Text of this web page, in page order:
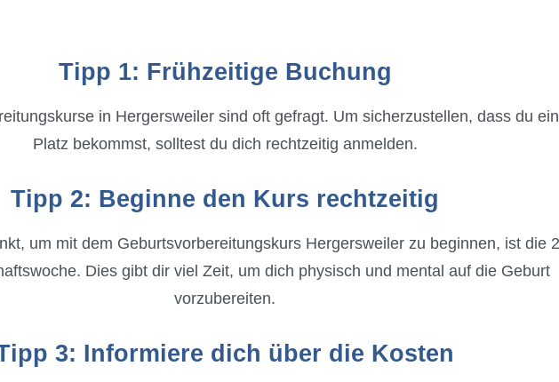
Tipp 1: Frühzeitige Buchung
in Hergersweiler sind oft gefragt. Um sicherzustellen, dass du
Platz bekommst, solltest du dich rechtzeitig anmelden.
Tipp 2: Beginne den Kurs rechtzeitig
um mit dem Geburtsvorbereitungskurs Hergersweiler zu beginnen, ist die
Dies gibt dir viel Zeit, um dich physisch und mental auf die Geburt
vorzubereiten.
3: Informiere dich über die Kosten